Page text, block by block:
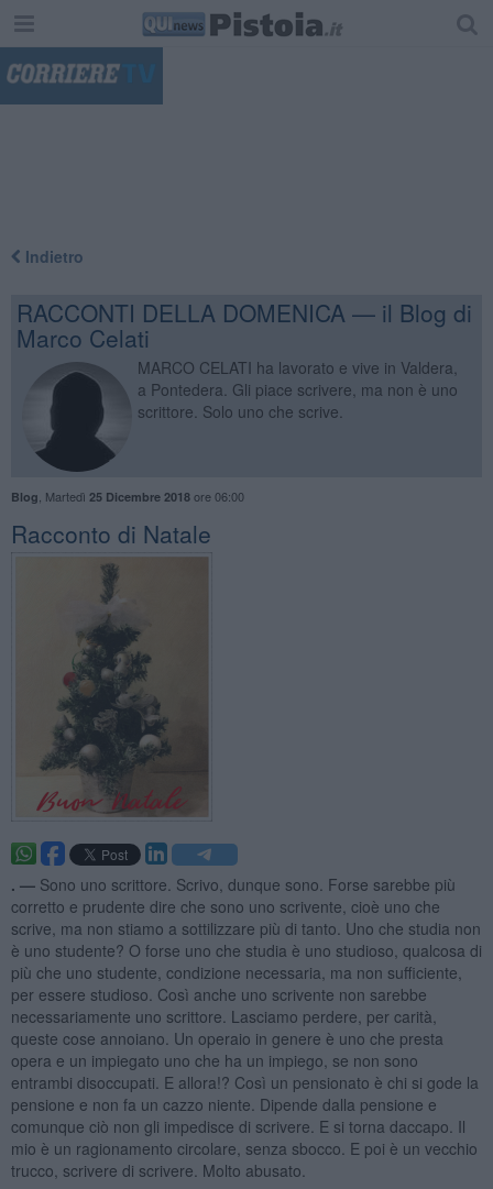
Indietro
RACCONTI DELLA DOMENICA — il Blog di
Marco Celati
MARCO CELATI ha lavorato e vive in Valdera,
a Pontedera. Gli piace scrivere, ma non è uno
scrittore. Solo uno che scrive.
Blog Martedì 25 Dicembre 2018ore 06:00
Racconto di Natale
. — Sono uno scrittore. Scrivo, dunque sono. Forse sarebbe più
corretto e prudente dire che sono uno scrivente, cioè uno che
scrive, ma non stiamo a sottilizzare più di tanto. Uno che studia non
è uno studente? O forse uno che studia è uno studioso, qualcosa di
più che uno studente, condizione necessaria, ma non sufficiente,
per essere studioso. Così anche uno scrivente non sarebbe
necessariamente uno scrittore. Lasciamo perdere, per carità,
queste cose annoiano. Un operaio in genere è uno che presta
opera e un impiegato uno che ha un impiego, se non sono
entrambi disoccupati. E allora!? Così un pensionato è chi si gode la
pensione e non fa un cazzo niente. Dipende dalla pensione e
comunque ciò non gli impedisce di scrivere. E si torna daccapo. Il
mio è un ragionamento circolare, senza sbocco. E poi è un vecchio
trucco, scrivere di scrivere. Molto abusato.